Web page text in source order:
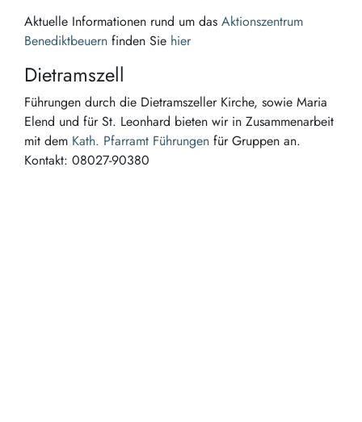
Aktuelle Informationen rund um das Aktionszentrum
Benediktbeuern finden Sie hier
Dietramszell
Führungen durch die Dietramszeller Kirche, sowie Maria
Elend und für St. Leonhard bieten wir in Zusammenarbeit
mit dem Kath. Pfarramt Führungen für Gruppen an.
Kontakt: 08027-90380